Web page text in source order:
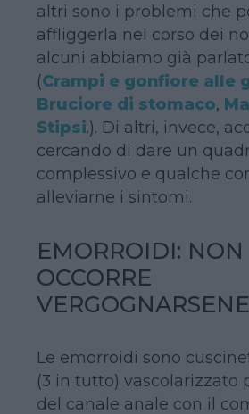
altri sono i problemi che
affliggerla nel corso dei
alcuni abbiamo già
(Crampi e gonfiore alle
Bruciore di stomaco,
Stipsi.). Di altri, invece,
cercando di dare un
complessivo e qualche
alleviarne i sintomi.
EMORROIDI: NON
OCCORRE
VERGOGNARSENE
Le emorroidi sono
(3 in tutto) vascolarizzato
del canale anale con il